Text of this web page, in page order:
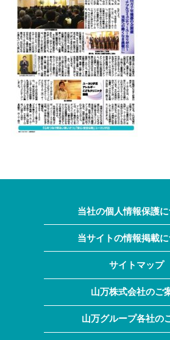
当社の個人情報保護
当サイトの情報掲載
サイトマップ
山万株式会社のご
山万グループ各社の